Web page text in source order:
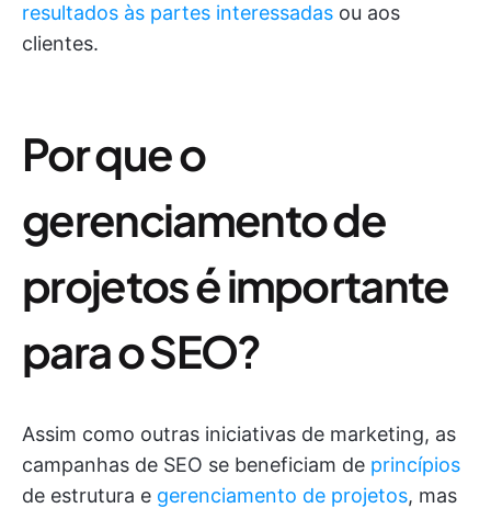
resultados às partes interessadas ou aos
clientes.
Por que o
gerenciamento de
projetos é importante
para o SEO?
Assim como outras iniciativas de marketing, as
campanhas de SEO se beneficiam de princípios
de estrutura e gerenciamento de projetos, mas